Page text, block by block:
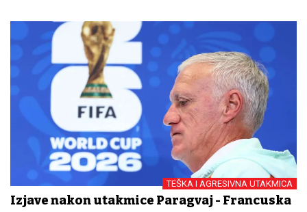
TEŠKA I AGRESIVNA UTAKMICA
Izjave nakon utakmice Paragvaj - Francuska